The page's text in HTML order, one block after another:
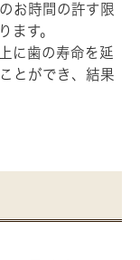
お時間の許す限
ます。
に歯の寿命を延
とができ、結果